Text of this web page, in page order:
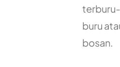
terburu-
buru
bosan.